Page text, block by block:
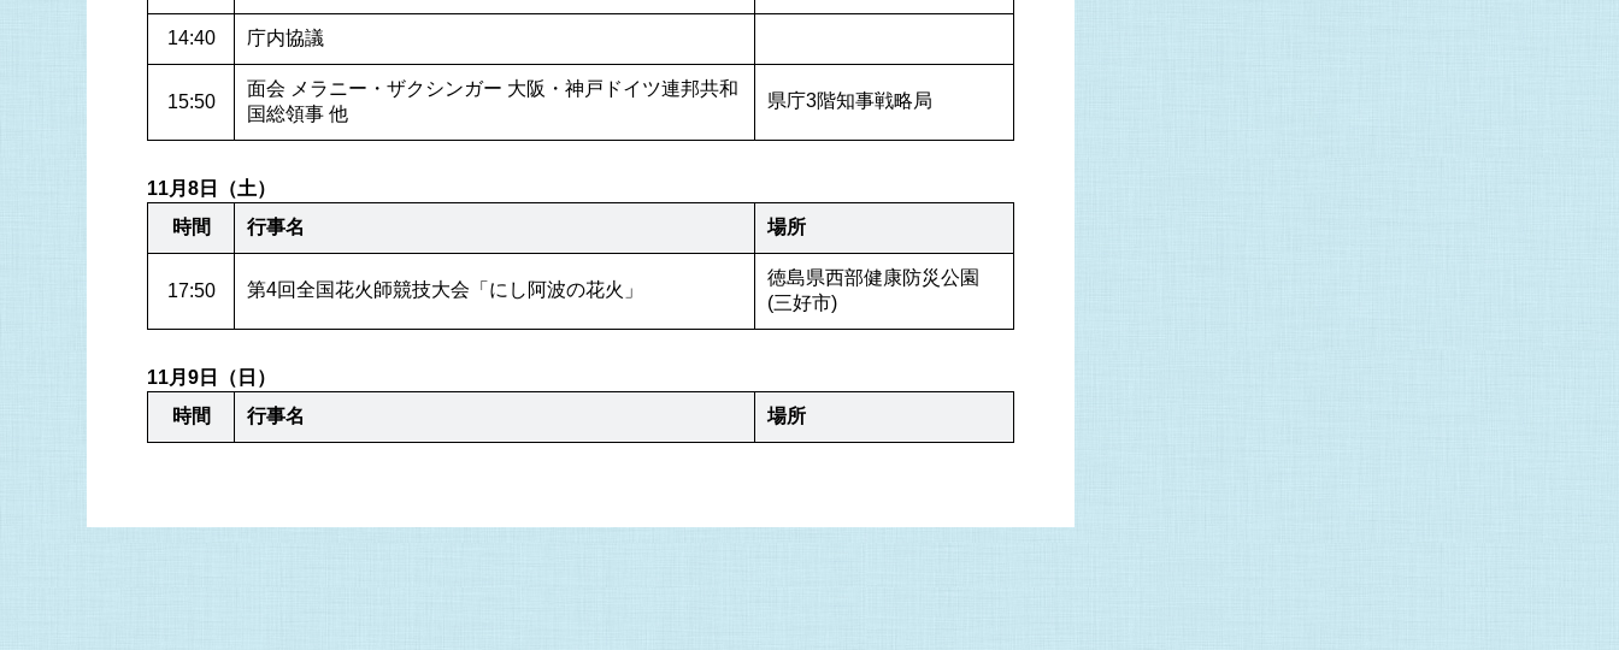
14:40 庁内協議
15:50
面会 メラニー・ザクシンガー 大阪・神戸ドイツ連邦共和
国総領事 他
県庁3階知事戦略局
11月8日（土）
時間
行事名 場所
17:50
徳島県西部健康防災公園
(三好市)
11月9日（日）
時間
行事名 場所